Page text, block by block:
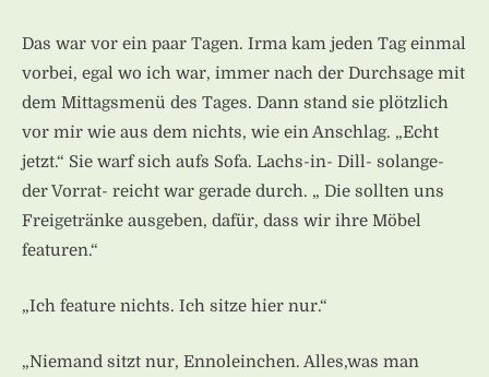
Das war vor ein paar Tagen. Irma kam jeden Tag einmal
vorbei, egal wo ich war, immer nach der Durchsage mit
dem Mittagsmenü des Tages. Dann stand sie plötzlich
vor mir wie aus dem nichts, wie ein Anschlag. „Echt
jetzt.“ Sie warf sich aufs Sofa. Lachs-in- Dill- solange-
der Vorrat- reicht war gerade durch. „ Die sollten uns
Freigetränke ausgeben, dafür, dass wir ihre Möbel
featuren.“
„Ich feature nichts. Ich sitze hier nur.“
„Niemand sitzt nur, Ennoleinchen. Alles,was man